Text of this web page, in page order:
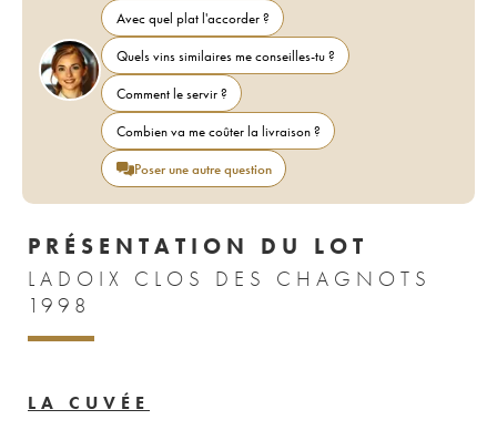
Avec quel plat l'accorder ?
Quels vins similaires me conseilles-tu ?
Comment le servir ?
Combien va me coûter la livraison ?
Poser une autre question
PRÉSENTATION DU LOT
LADOIX CLOS DES CHAGNOTS
1998
LA CUVÉE